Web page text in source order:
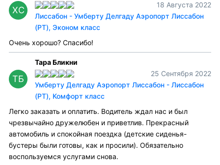
ХС
18 Августа 2022
Лиссабон - Умберту Делгаду Аэропорт Лиссабон
(PT), Эконом класс
Очень хорошо? Спасибо!
ТБ
Тара Бликни
25 Сентября 2022
Умберту Делгаду Аэропорт Лиссабон - Лиссабон
(PT), Комфорт класс
Легко заказать и оплатить. Водитель ждал нас и был
чрезвычайно дружелюбен и приветлив. Прекрасный
автомобиль и спокойная поездка (детские сиденья-
бустеры были готовы, как и просили). Обязательно
воспользуемся услугами снова.